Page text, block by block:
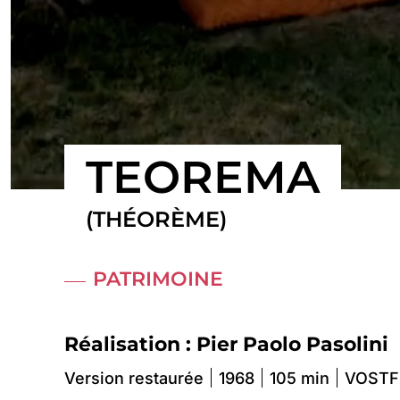
TEOREMA
(THÉORÈME)
PATRIMOINE
Réalisation : Pier Paolo Pasolini
Version restaurée 1968 105 min